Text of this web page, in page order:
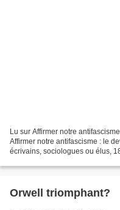
Lu sur Affirmer notre
Affirmer notre antifascisme : le
écrivains, sociologues ou élus,
Orwell triomphant?